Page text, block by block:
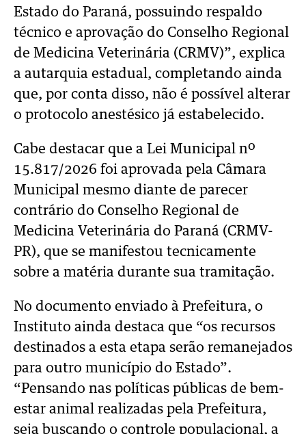
Estado do Paraná, possuindo respaldo
técnico e aprovação do Conselho Regional
de Medicina Veterinária (CRMV)”, explica
a autarquia estadual, completando ainda
que, por conta disso, não é possível alterar
o protocolo anestésico já estabelecido.
Cabe destacar que a Lei Municipal nº
15.817/2026 foi aprovada pela Câmara
Municipal mesmo diante de parecer
contrário do Conselho Regional de
Medicina Veterinária do Paraná (CRMV-
PR), que se manifestou tecnicamente
sobre a matéria durante sua tramitação.
No documento enviado à Prefeitura, o
Instituto ainda destaca que “os recursos
destinados a esta etapa serão remanejados
para outro município do Estado”.
“Pensando nas políticas públicas de bem-
estar animal realizadas pela Prefeitura,
seja buscando o controle populacional, a